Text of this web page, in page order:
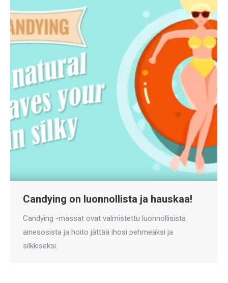
Candying on luonnollista ja hauskaa!
Candying -massat ovat valmistettu luonnollisista
ainesosista ja hoito jättää ihosi pehmeäksi ja
silkkiseksi.